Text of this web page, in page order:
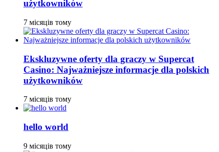
użytkowników
7 місяців тому
Ekskluzywne oferty dla graczy w Supercat
Casino: Najważniejsze informacje dla polskich
użytkowników
7 місяців тому
hello world
9 місяців тому